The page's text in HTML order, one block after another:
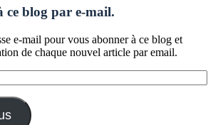
ce blog par e-mail.
e-mail pour vous abonner à ce blog et
de chaque nouvel article par email.